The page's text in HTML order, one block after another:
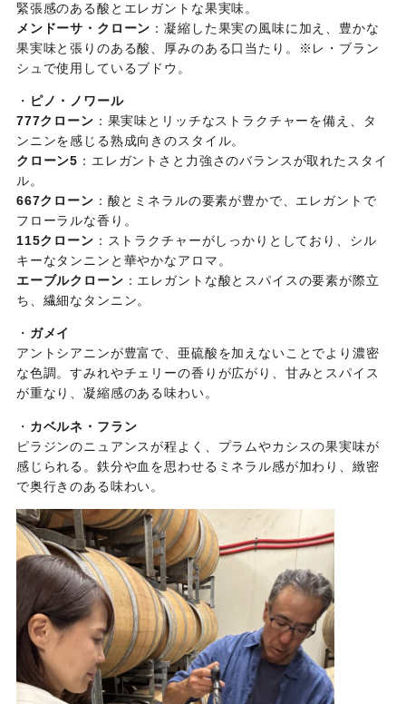
緊張感のある酸とエレガントな果実味。
メンドーサ・クローン ：凝縮した果実の風味に加え、豊かな
果実味と張りのある酸、厚みのある口当たり。※レ・ブラン
シュで使用しているブドウ。
・ ピノ・ノワール
777クローン ：果実味とリッチなストラクチャーを備え、タ
ンニンを感じる熟成向きのスタイル。
クローン5 ：エレガントさと力強さのバランスが取れたスタイ
ル。
667クローン ：酸とミネラルの要素が豊かで、エレガントで
フローラルな香り。
115クローン ：ストラクチャーがしっかりとしており、シル
キーなタンニンと華やかなアロマ。
エーブルクローン ：エレガントな酸とスパイスの要素が際立
ち、繊細なタンニン。
・ ガメイ
アントシアニンが豊富で、亜硫酸を加えないことでより濃密
な色調。すみれやチェリーの香りが広がり、甘みとスパイス
が重なり、凝縮感のある味わい。
・ カベルネ・フラン
ピラジンのニュアンスが程よく、プラムやカシスの果実味が
感じられる。鉄分や血を思わせるミネラル感が加わり、緻密
で奥行きのある味わい。